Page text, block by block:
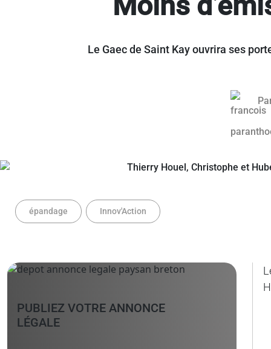
Le Gaec de Saint Kay ouvrira ses
épandage Innov'Action
PUBLIEZ VOTRE ANNONCE
LÉGALE